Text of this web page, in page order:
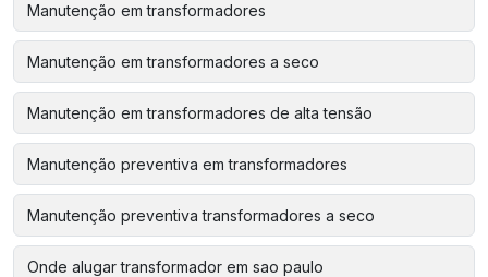
Manutenção em transformadores
Manutenção em transformadores a seco
Manutenção em transformadores de alta tensão
Manutenção preventiva em transformadores
Manutenção preventiva transformadores a seco
Onde alugar transformador em sao paulo